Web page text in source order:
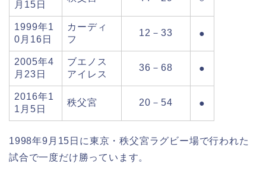
月15日
1999年1
0月16日
カーディ
フ
12－33 ●
2005年4
月23日
ブエノス
アイレス
36－68 ●
2016年1
1月5日
秩父宮 20－54 ●
1998年9月15日に東京・秩父宮ラグビー場で行われた
試合で一度だけ勝っています。